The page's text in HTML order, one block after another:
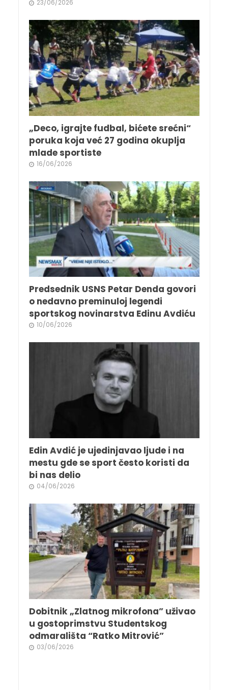
23/06/2026
„Deco, igrajte fudbal, bićete srećni“
poruka koja već 27 godina okuplja
mlade sportiste
16/06/2026
Predsednik USNS Petar Denda govori
o nedavno preminuloj legendi
sportskog novinarstva Edinu Avdiću
10/06/2026
Edin Avdić je ujedinjavao ljude i na
mestu gde se sport često koristi da
bi nas delio
04/06/2026
Dobitnik „Zlatnog mikrofona” uživao
u gostoprimstvu Studentskog
odmarališta “Ratko Mitrović”
03/06/2026